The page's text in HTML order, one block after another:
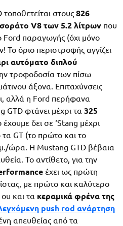
στους 826
V8 των 5.2 λίτρων που
Ford παραγωγής (όχι μόνο
όριο περιστροφής αγγίζει
αυτόματο διπλού
τροφοδοσία των πίσω
άξονα. Επιταχύνσεις
αλλά η Ford περήφανα
GTD φτάνει μέχρι τα 325
δει σε ‘Stang μέχρι
GT (το πρώτο και το
ώρα. Η Mustang GTD βέβαια
Το αντίθετο, για την
έχει ως πρώτη
με πρώτο και καλύτερο
και τα κεραμικά φρένα της
push rod ανάρτηση
απευθείας από τα